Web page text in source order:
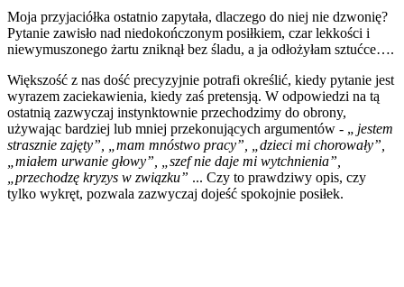
Moja przyjaciółka ostatnio zapytała, dlaczego do niej nie dzwonię?
Pytanie zawisło nad niedokończonym posiłkiem, czar lekkości i
niewymuszonego żartu zniknął bez śladu, a ja odłożyłam sztućce….
Większość z nas dość precyzyjnie potrafi określić, kiedy pytanie jest
wyrazem zaciekawienia, kiedy zaś pretensją. W odpowiedzi na tą
ostatnią zazwyczaj instynktownie przechodzimy do obrony,
używając bardziej lub mniej przekonujących argumentów - „ jestem
strasznie zajęty”, „mam mnóstwo pracy”, „dzieci mi chorowały”,
„miałem urwanie głowy”, „szef nie daje mi wytchnienia”,
„przechodzę kryzys w związku” ... Czy to prawdziwy opis, czy
tylko wykręt, pozwala zazwyczaj dojeść spokojnie posiłek.